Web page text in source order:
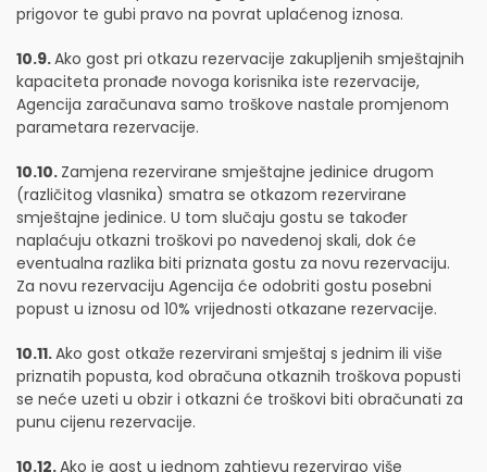
prigovor te gubi pravo na povrat uplaćenog iznosa.
10.9.Ako gost pri otkazu rezervacije zakupljenih smještajnih
kapaciteta pronađe novoga korisnika iste rezervacije,
Agencija zaračunava samo troškove nastale promjenom
parametara rezervacije.
10.10. Zamjena rezervirane smještajne jedinice drugom
(različitog vlasnika) smatra se otkazom rezervirane
smještajne jedinice. U tom slučaju gostu se također
naplaćuju otkazni troškovi po navedenoj skali, dok će
eventualna razlika biti priznata gostu za novu rezervaciju.
Za novu rezervaciju Agencija će odobriti gostu posebni
popust u iznosu od 10% vrijednosti otkazane rezervacije.
10.11.Ako gost otkaže rezervirani smještaj s jednim ili više
priznatih popusta, kod obračuna otkaznih troškova popusti
se neće uzeti u obzir i otkazni će troškovi biti obračunati za
punu cijenu rezervacije.
10.12.Ako je gost u jednom zahtjevu rezervirao više